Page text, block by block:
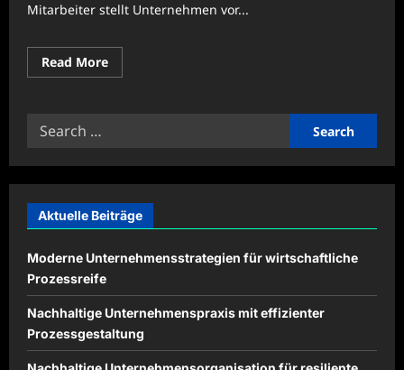
Mitarbeiter stellt Unternehmen vor...
Read MoreRead
more
Search
Aktuelle Beiträge
Moderne Unternehmensstrategien für wirtschaftliche
Prozessreife
Nachhaltige Unternehmenspraxis mit effizienter
Prozessgestaltung